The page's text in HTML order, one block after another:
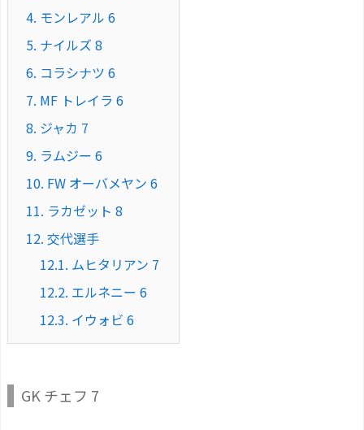
4. モンレアル 6
5. ナイルズ 8
6. コラシナツ 6
7. MF トレイラ 6
8. ジャカ 7
9. ラムジー 6
10. FW オーバメヤン 6
11. ラカゼット 8
12. 交代選手
12.1. ムヒタリアン 7
12.2. エルネニー 6
12.3. イウォビ 6
GK チェフ 7